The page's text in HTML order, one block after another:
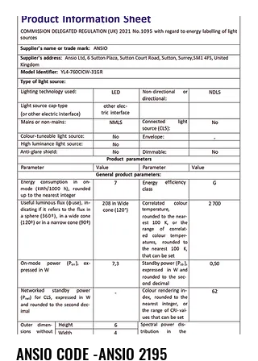
ANSIO CODE -ANSIO 2195